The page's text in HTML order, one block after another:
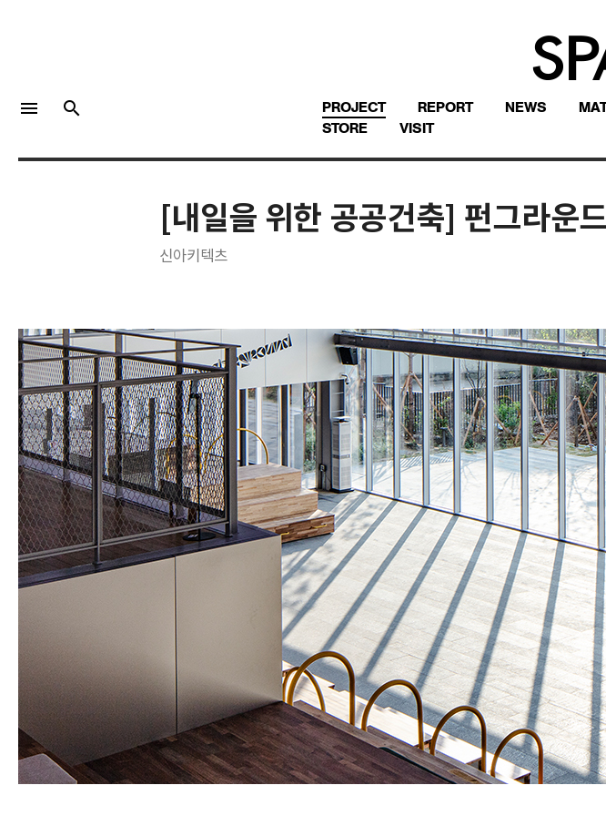
회원가입
Twitter 로그인
Naver 로그인
SPACE 소개
공지사항
기사문의
menu search PROJECT REPORT NEWS
STORE
VISIT
[내일을 위한 공공건축] 펀그라운
신아키텍츠